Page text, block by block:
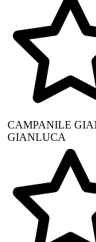
CAMPANILE
GIANLUCA